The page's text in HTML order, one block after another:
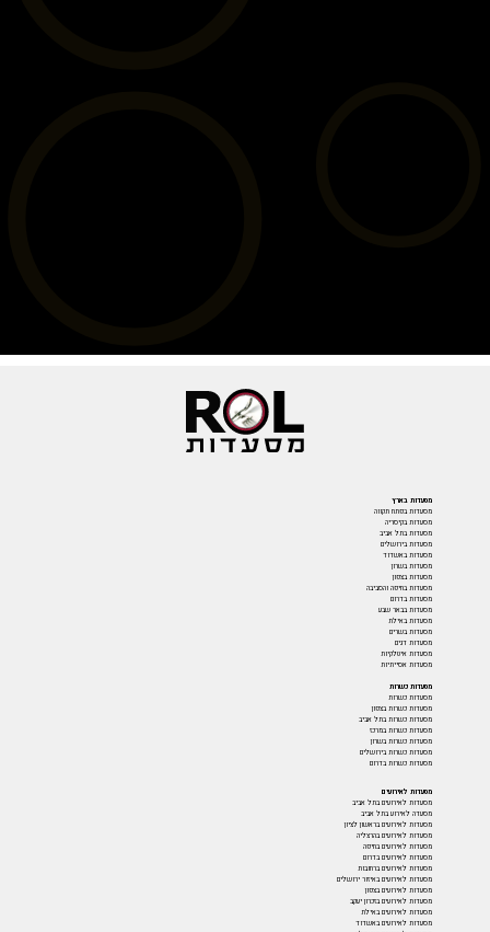
מסעדות בארץ
מסעדות בפתח תקווה
מסעדות בקיסריה
מסעדות בתל אביב
מסעדות בירושלים
מסעדות באשדוד
מסעדות בשרון
מסעדות בצפון
מסעדות בחיפה והסביבה
מסעדות בדרום
מסעדות בבאר שבע
מסעדות באילת
מסעדות בשרים
מסעדות דגים
מסעדות איטלקיות
מסעדות אסייתיות
מסעדות כשרות
מסעדות כשרות
מסעדות כשרות בצפון
מסעדות כשרות בתל אביב
מסעדות כשרות במרכז
מסעדות כשרות בשרון
מסעדות כשרות בירושלים
מסעדות כשרות בדרום
מסעדות לאירועים
מסעדות לאירועים בתל אביב
מסעדה לאירוע בתל אביב
מסעדות לאירועים בראשון לציון
מסעדות לאירועים בהרצליה
מסעדות לאירועים בחיפה
מסעדות לאירועים בדרום
מסעדות לאירועים ברחובות
מסעדות לאירועים באיזור ירושלים
מסעדות לאירועים בצפון
מסעדות לאירועים בזכרון יעקב
מסעדות לאירועים באילת
מסעדות לאירועים באשדוד